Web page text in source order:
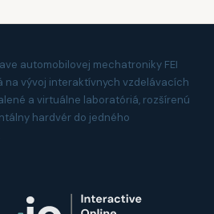
automobilovej mechatroniky FEI
na vývoj interaktívnych vzdelávacích
a virtuálne laboratóriá, rozšírenú
hardvér do jedného